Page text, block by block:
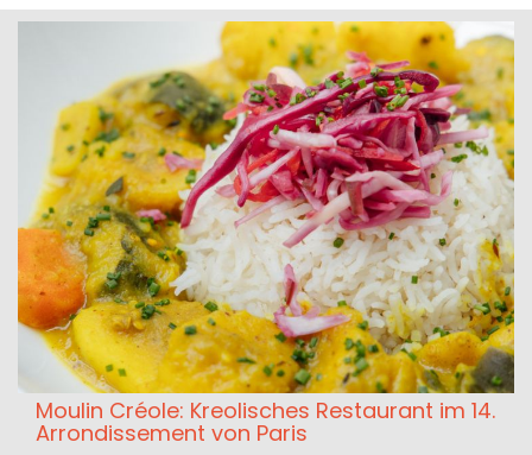
Moulin Créole: Kreolisches Restaurant im 14.
Arrondissement von Paris